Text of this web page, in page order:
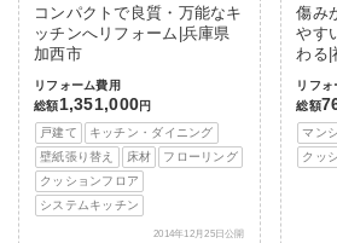
コンパクトで良質・万能なキ
ッチンへリフォーム|兵庫県
加西市
リフォーム費用
総額1,351,000円
戸建て
キッチン・ダイニング
壁紙張り替え
床材
フローリング
クッションフロア
システムキッチン
2014年12月25日公開
傷み
やす
わる|
リフォ
総額
マン
クッ